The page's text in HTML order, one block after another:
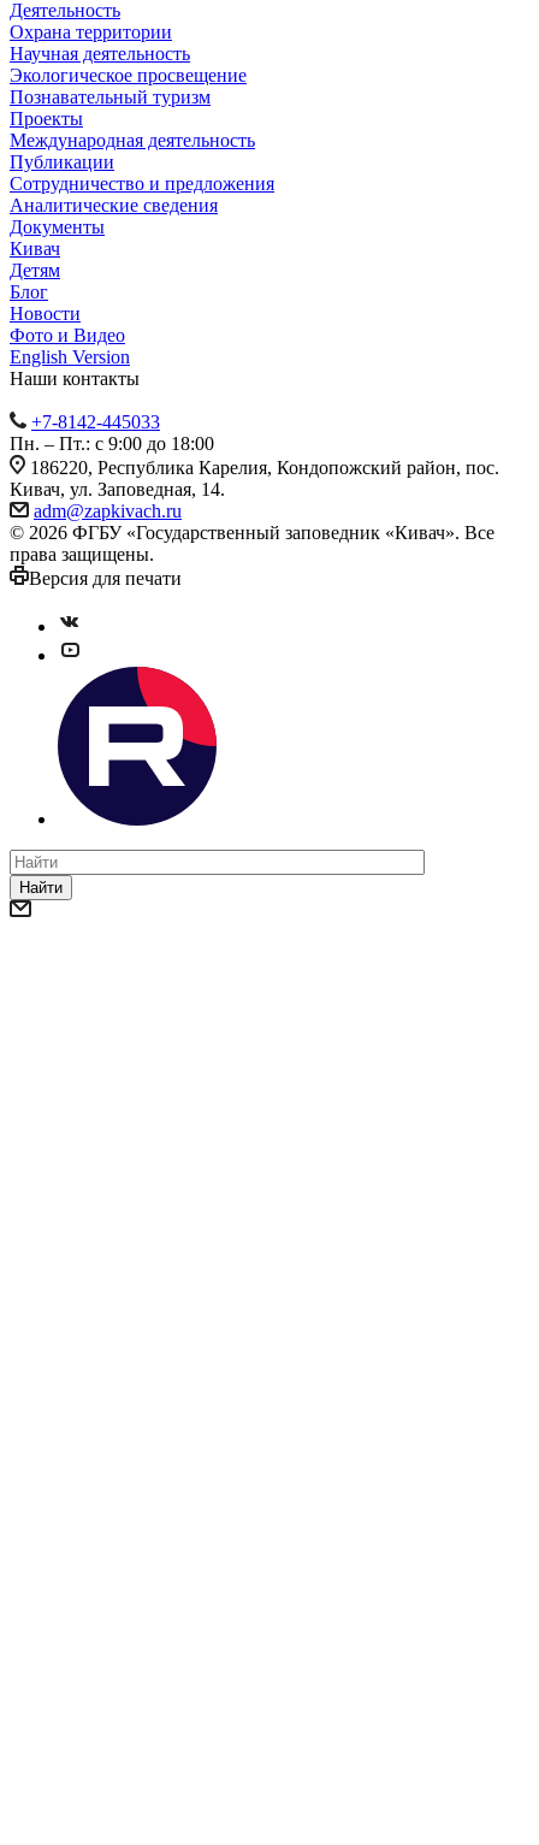
Деятельность
Охрана территории
Научная деятельность
Экологическое просвещение
Познавательный туризм
Проекты
Международная деятельность
Публикации
Сотрудничество и предложения
Аналитические сведения
Документы
Кивач
Детям
Блог
Новости
Фото и Видео
English Version
Наши контакты
+7-8142-445033
Пн. – Пт.: с 9:00 до 18:00
186220, Республика Карелия, Кондопожский район, пос.
Кивач, ул. Заповедная, 14.
adm@zapkivach.ru
© 2026 ФГБУ «Государственный заповедник «Кивач». Все
права защищены.
Версия для печати
Найти